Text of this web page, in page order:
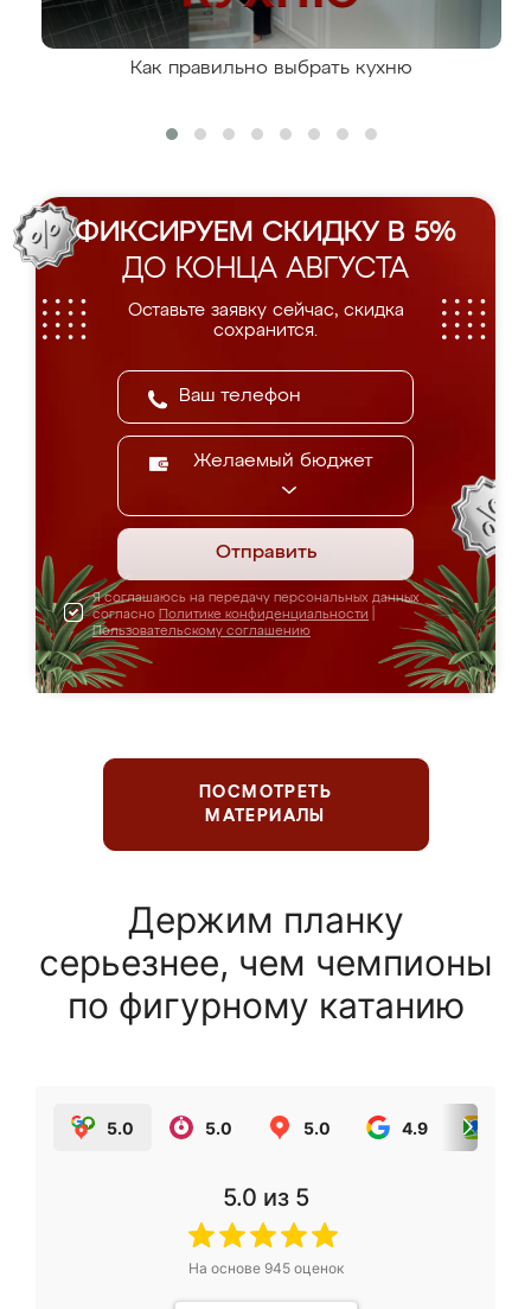
Как правильно выбрать кухню
ФИКСИРУЕМ СКИДКУ В 5%
ДО КОНЦА АВГУСТА
Оставьте заявку сейчас, скидка
сохранится.
Желаемый бюджет
Отправить
Я соглашаюсь на передачу персональных данных
согласно Политике конфиденциальности
Пользовательскому соглашению
ПОСМОТРЕТЬ
МАТЕРИАЛЫ
Держим планку
серьезнее, чем чемпионы
по фигурному катанию
5.0 5.0 5.0 4.9
5.0 из 5
На основе 945оценок